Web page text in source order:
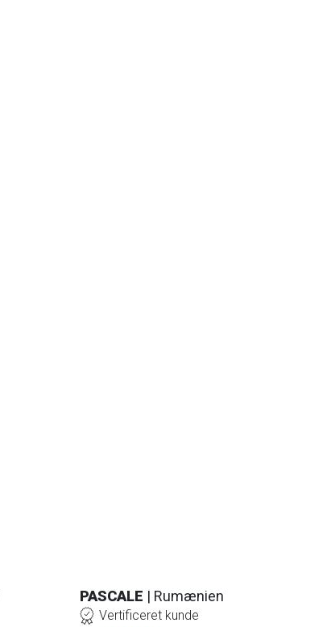
PASCALE | Rumænien
Vertificeret kunde